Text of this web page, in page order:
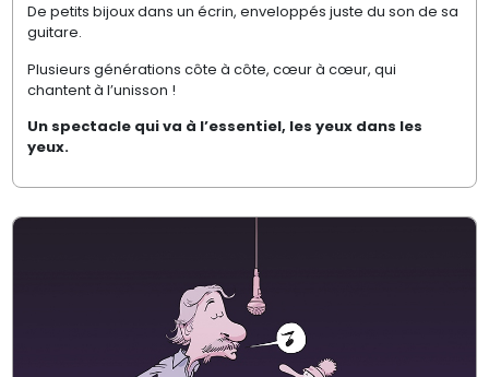
De petits bijoux dans un écrin, enveloppés juste du son de sa
guitare.
Plusieurs générations côte à côte, cœur à cœur, qui
chantent à l’unisson !
Un spectacle qui va à l’essentiel, les yeux dans les
yeux.